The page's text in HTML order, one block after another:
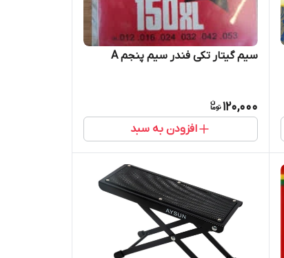
سیم گیتار تکی فندر سیم پنجم A
120,000
افزودن به سبد